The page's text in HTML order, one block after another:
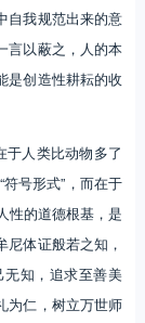
自我规范出来的意
言以蔽之，人的本
是创造性耕耘的收
人类比动物多了
符号形式”，而在于
性的道德根基，是
体证般若之知，
知，追求至善美
为仁，树立万世师